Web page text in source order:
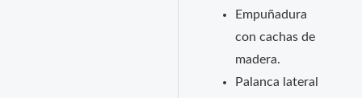
Empuñadura
con cachas de
madera.
Palanca lateral